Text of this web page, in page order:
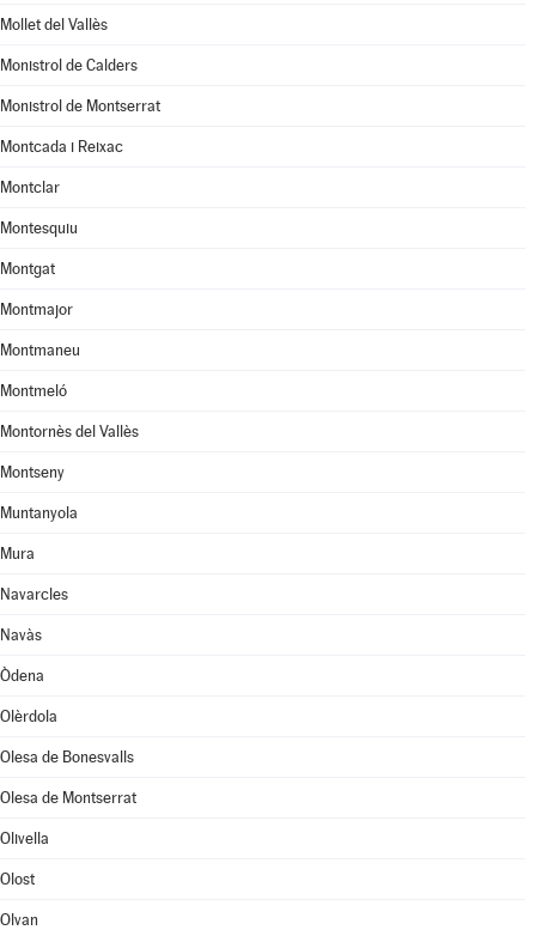
Mollet del Vallès
Monistrol de Calders
Monistrol de Montserrat
Montcada i Reixac
Montclar
Montesquiu
Montgat
Montmajor
Montmaneu
Montmeló
Montornès del Vallès
Montseny
Muntanyola
Mura
Navarcles
Navàs
Òdena
Olèrdola
Olesa de Bonesvalls
Olesa de Montserrat
Olivella
Olost
Olvan